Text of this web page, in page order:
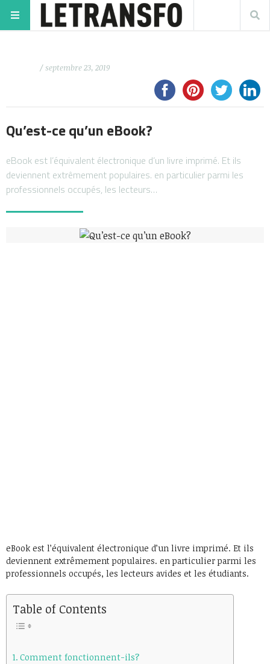
/ septembre 23, 2019
Qu’est-ce qu’un eBook?
eBook est l’équivalent électronique d’un livre imprimé. Et ils
deviennent extrêmement populaires. en particulier parmi les
professionnels occupés, les lecteurs…
eBook est l’équivalent électronique d’un livre imprimé. Et ils
deviennent extrêmement populaires. en particulier parmi les
professionnels occupés, les lecteurs avides et les étudiants.
Table of Contents
Comment fonctionnent-ils?